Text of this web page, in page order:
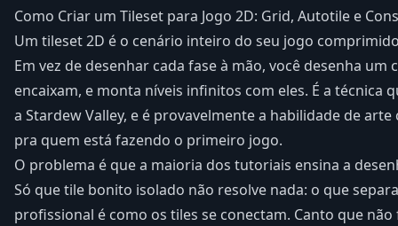
Como Criar um Tileset para Jogo 2D: Grid, Autotile e
Um tileset 2D é o cenário inteiro do seu jogo
Em vez de desenhar cada fase à mão, você desenha
encaixam, e monta níveis infinitos com eles. É a técnica
a Stardew Valley, e é provavelmente a habilidade de
pra quem está fazendo o primeiro jogo.
O problema é que a maioria dos tutoriais ensina a
Só que tile bonito isolado não resolve nada: o que
profissional é como os tiles se conectam. Canto que não